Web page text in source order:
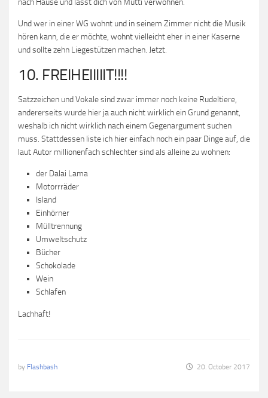
nach Hause und lässt dich von Mutti verwöhnen.
Und wer in einer WG wohnt und in seinem Zimmer nicht die Musik
hören kann, die er möchte, wohnt vielleicht eher in einer Kaserne
und sollte zehn Liegestützen machen. Jetzt.
10. FREIHEIIIIIT!!!!
Satzzeichen und Vokale sind zwar immer noch keine Rudeltiere,
andererseits wurde hier ja auch nicht wirklich ein Grund genannt,
weshalb ich nicht wirklich nach einem Gegenargument suchen
muss. Stattdessen liste ich hier einfach noch ein paar Dinge auf, die
laut Autor millionenfach schlechter sind als alleine zu wohnen:
der Dalai Lama
Motorrräder
Island
Einhörner
Mülltrennung
Umweltschutz
Bücher
Schokolade
Wein
Schlafen
Lachhaft!
by Flashbash 20. October 2017